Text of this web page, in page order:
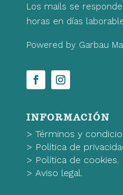
Los mails se
horas en días
Powered by Garbau
INFORMACIÓN
> Términos y
> Política de
> Política de cookies.
> Aviso legal.